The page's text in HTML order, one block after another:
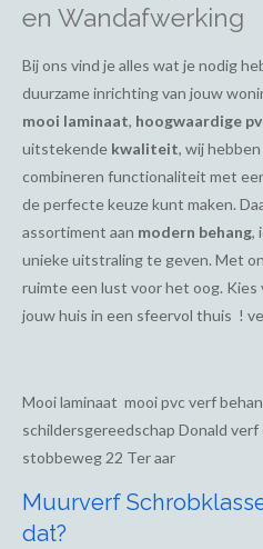
en Wandafwerking
Bij ons vind je alles wat je nodig
duurzame inrichting van jouw
mooi laminaat, hoogwaardige
uitstekende kwaliteit, wij
combineren functionaliteit met
de perfecte keuze kunt maken.
assortiment aan modern behang,
unieke uitstraling te geven. Met
ruimte een lust voor het oog.
jouw huis in een sfeervol thuis !
Mooi laminaat mooi pvc verf
schildersgereedschap Donald
stobbeweg 22 Ter aar
Muurverf
dat?